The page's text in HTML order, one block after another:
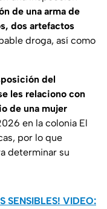
de una arma de
dos artefactos
droga, así como
del
les relaciono con
de una mujer
en la colonia El
por lo que
determinar su
SENSIBLES! VIDEO: